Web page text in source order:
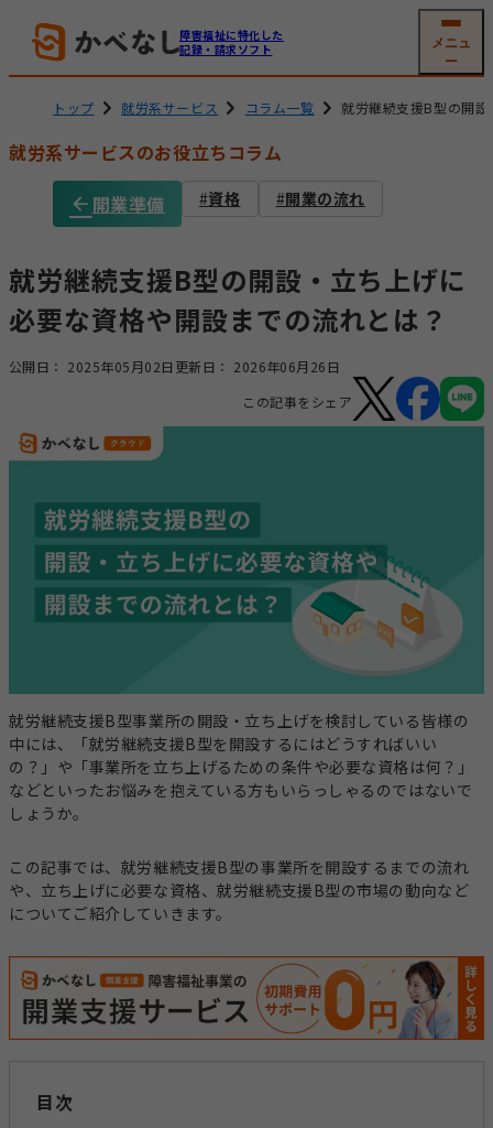
障害福祉に特化した
記録・請求ソフト
メニュ
ー
就労系サービス
障害児通所支援
ソフトの機能
利用者
情報管理
帳票作成
国保連請求
その他機能
事業計画立案支援
法人設立 指定申請代行
集客支援
求人広告掲載・人材紹介
その他のサービス
ホームページ作成
職員向け動画研修サー
ビス
お役立ちコラム
セミナー・イベント
情報トップ
就労系サービス 相談支援
テーマからコラムを探す
経営運営
トップ 就労系サービス コラム一覧 就労継続支援B型の開
就労系サービスのお役立ちコラム
開業準備
資格 開業の流れ
就労継続支援B型の開設・立ち上げに
必要な資格や開設までの流れとは？
公開日： 2025年05月02日 更新日： 2026年06月26日
この記事をシェア
就労継続支援B型事業所の開設・立ち上げを検討している皆様の
中には、「就労継続支援B型を開設するにはどうすればいい
の？」や「事業所を立ち上げるための条件や必要な資格は何？」
などといったお悩みを抱えている方もいらっしゃるのではないで
しょうか。
この記事では、就労継続支援B型の事業所を開設するまでの流れ
や、立ち上げに必要な資格、就労継続支援B型の市場の動向など
についてご紹介していきます。
目次